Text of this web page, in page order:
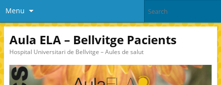
Menu
Aula ELA – Bellvitge Pacients
Hospital Universitari de Bellvitge – Aules de salut